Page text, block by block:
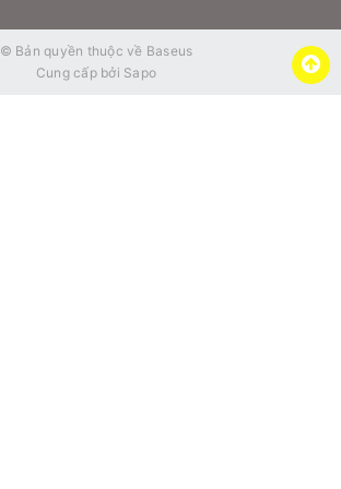
© Bản quyền thuộc về Baseus
Cung cấp bởi Sapo